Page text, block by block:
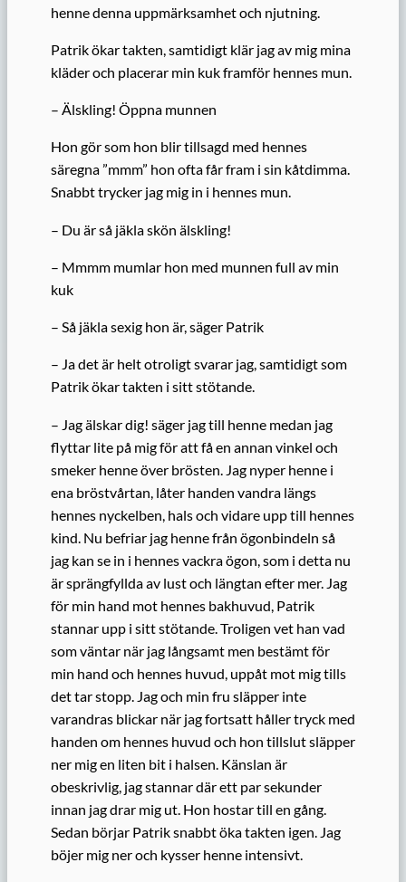
henne denna uppmärksamhet och njutning.
Patrik ökar takten, samtidigt klär jag av mig mina
kläder och placerar min kuk framför hennes mun.
– Älskling! Öppna munnen
Hon gör som hon blir tillsagd med hennes
säregna ”mmm” hon ofta får fram i sin kåtdimma.
Snabbt trycker jag mig in i hennes mun.
– Du är så jäkla skön älskling!
– Mmmm mumlar hon med munnen full av min
kuk
– Så jäkla sexig hon är, säger Patrik
– Ja det är helt otroligt svarar jag, samtidigt som
Patrik ökar takten i sitt stötande.
– Jag älskar dig! säger jag till henne medan jag
flyttar lite på mig för att få en annan vinkel och
smeker henne över brösten. Jag nyper henne i
ena bröstvårtan, låter handen vandra längs
hennes nyckelben, hals och vidare upp till hennes
kind. Nu befriar jag henne från ögonbindeln så
jag kan se in i hennes vackra ögon, som i detta nu
är sprängfyllda av lust och längtan efter mer. Jag
för min hand mot hennes bakhuvud, Patrik
stannar upp i sitt stötande. Troligen vet han vad
som väntar när jag långsamt men bestämt för
min hand och hennes huvud, uppåt mot mig tills
det tar stopp. Jag och min fru släpper inte
varandras blickar när jag fortsatt håller tryck med
handen om hennes huvud och hon tillslut släpper
ner mig en liten bit i halsen. Känslan är
obeskrivlig, jag stannar där ett par sekunder
innan jag drar mig ut. Hon hostar till en gång.
Sedan börjar Patrik snabbt öka takten igen. Jag
böjer mig ner och kysser henne intensivt.